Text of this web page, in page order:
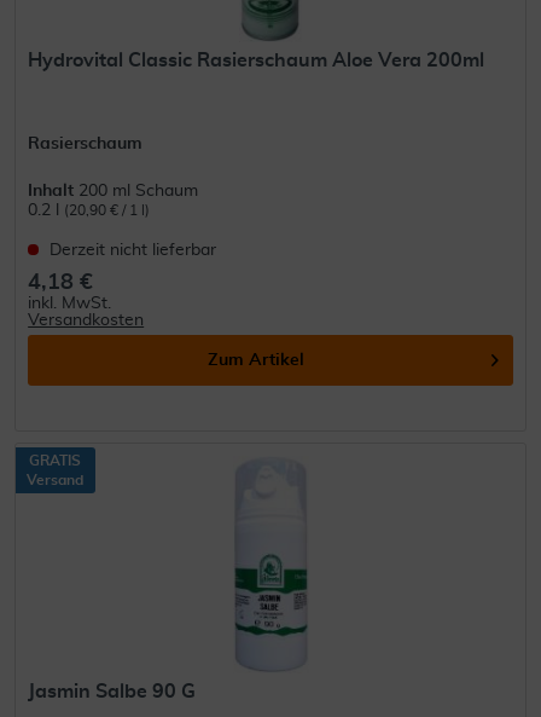
Hydrovital Classic Rasierschaum Aloe Vera 200ml
Rasierschaum
Inhalt 200 ml Schaum
0.2 l
(20,90 € / 1 l)
Derzeit nicht lieferbar
4,18 €
inkl. MwSt.
Versandkosten
Zum Artikel
GRATIS
Versand
Jasmin Salbe 90 G